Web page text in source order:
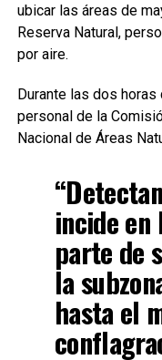
ubicar las áreas de
Reserva Natural,
por aire.
Durante las dos
personal de la
Nacional de Áreas
incide en
parte de
la
hasta el